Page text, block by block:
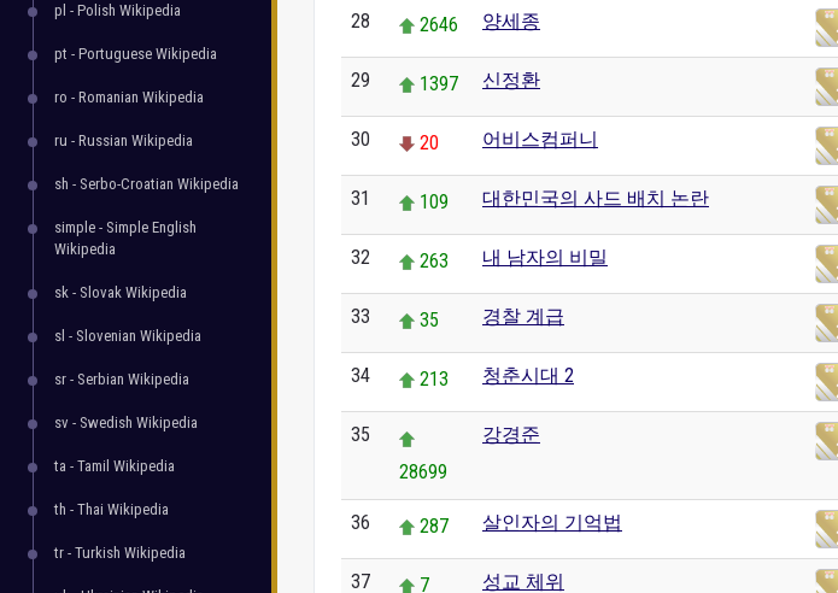
pl - Polish Wikipedia
pt - Portuguese Wikipedia
ro - Romanian Wikipedia
ru - Russian Wikipedia
sh - Serbo-Croatian Wikipedia
simple - Simple English
Wikipedia
sk - Slovak Wikipedia
sl - Slovenian Wikipedia
sr - Serbian Wikipedia
sv - Swedish Wikipedia
ta - Tamil Wikipedia
th - Thai Wikipedia
tr - Turkish Wikipedia
28 2646 양세종
29 1397 신정환
30 20 어비스컴퍼니
31 109 대한민국의 사드 배치 논란
32 263 내 남자의 비밀
33 35 경찰 계급
34 213 청춘시대 2
35
28699
강경준
36 287 살인자의 기억법
37 7 성교 체위